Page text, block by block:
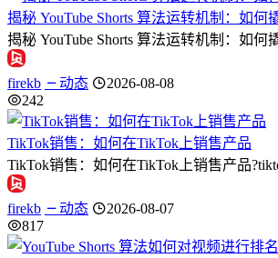
揭秘 YouTube Shorts 算法运转机制：如何
揭秘 YouTube Shorts 算法运转机制：如
firekb 动态
2026-08-08
242
TikTok销售：如何在TikTok上销售产品
TikTok销售：如何在TikTok上销售产品
firekb 动态
2026-08-07
817